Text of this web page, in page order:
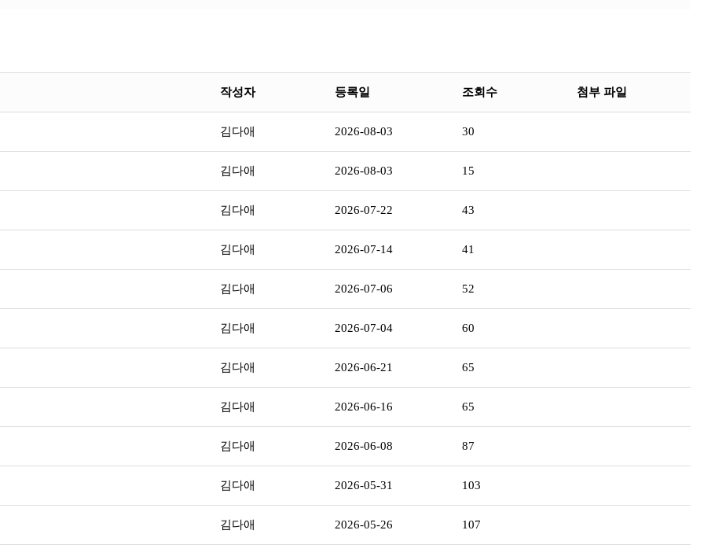
작성자 등록일 조회수 첨부 파일
김다애 2026-08-03 30
김다애 2026-08-03 15
김다애 2026-07-22 43
김다애 2026-07-14 41
김다애 2026-07-06 52
김다애 2026-07-04 60
김다애 2026-06-21 65
김다애 2026-06-16 65
김다애 2026-06-08 87
김다애 2026-05-31 103
김다애 2026-05-26 107